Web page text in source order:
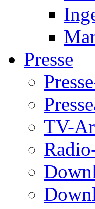
Presse
TV-